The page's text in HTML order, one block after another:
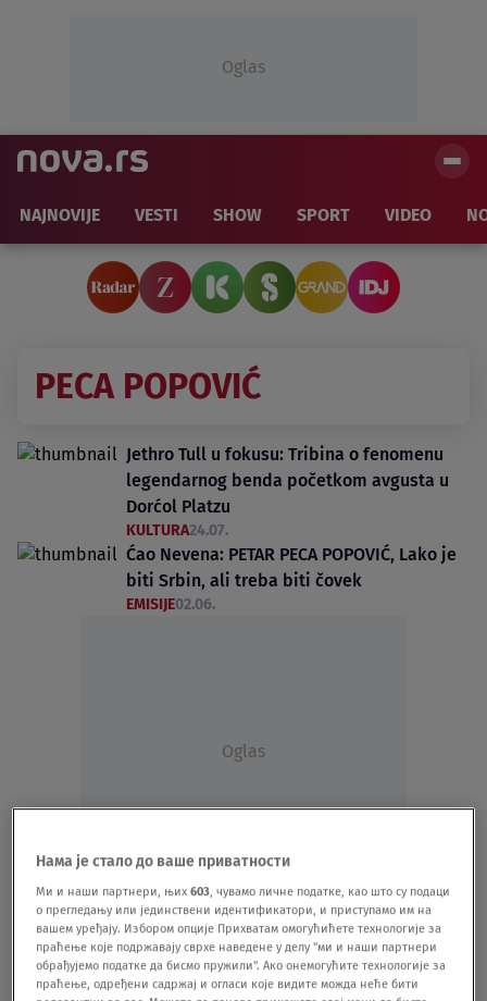
Oglas
NAJNOVIJE VESTI SHOW SPORT VIDEO
PECA POPOVIĆ
Jethro Tull u fokusu: Tribina o fenomenu
legendarnog benda početkom avgusta u
Dorćol Platzu
KULTURA24.07.
Ćao Nevena: PETAR PECA POPOVIĆ, Lako je
biti Srbin, ali treba biti čovek
EMISIJE02.06.
Oglas
Peca Popović: Da Vučić sutra raspiše
izbore, bojim se da druga strana neće biti
spremna
DRUŠTVO 27.07.25.
Нама је стало до ваше приватности
Ми и наши партнери, њих603 , чувамо личне податке, као што су подаци
о прегледању или јединствени идентификатори, и приступамо им на
вашем уређају. Избором опције Прихватам омогућићете технологије за
праћење које подржавају сврхе наведене у делу "ми и наши партнери
обрађујемо податке да бисмо пружили". Ако онемогућите технологије за
праћење, одређени садржај и огласи које видите можда неће бити